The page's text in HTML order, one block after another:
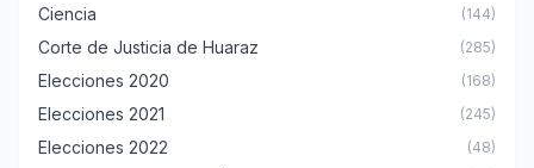
Ciencia (144)
Corte de Justicia de Huaraz (285)
Elecciones 2020 (168)
Elecciones 2021 (245)
Elecciones 2022 (48)